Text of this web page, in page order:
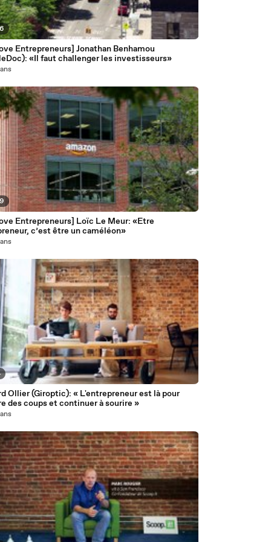
Entrepreneurs] Jonathan Benhamou
«Il faut challenger les investisseurs»
Entrepreneurs] Loïc Le Meur: «Etre
c’est être un caméléon»
Ollier (Giroptic): « L'entrepreneur est là pour
des coups et continuer à sourire »